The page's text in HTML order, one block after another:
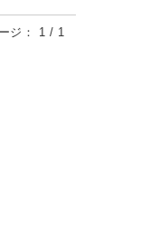
ジ： 1 / 1